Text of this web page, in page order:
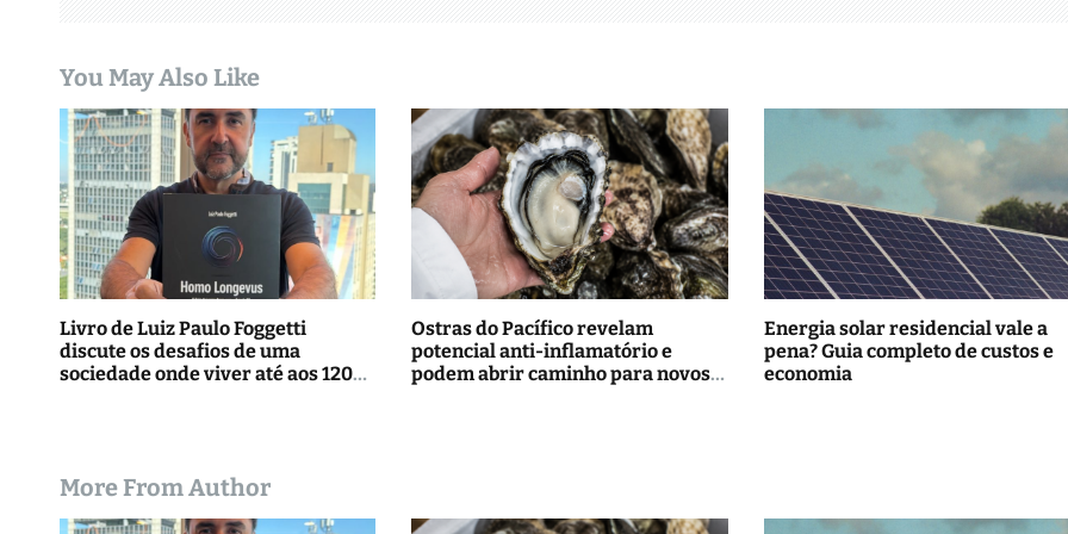
e
P
o
s
t
You May Also Like
Livro de Luiz Paulo Foggetti
discute os desafios de uma
sociedade onde viver até aos 120
Ostras do Pacífico revelam
potencial anti-inflamatório e
podem abrir caminho para novos
Energia solar residencial vale a
pena? Guia completo de custos e
economia
More From Author